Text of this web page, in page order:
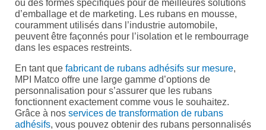
ou des formes spécifiques pour de meilleures solutions
d’emballage et de marketing. Les rubans en mousse,
couramment utilisés dans l’industrie automobile,
peuvent être façonnés pour l’isolation et le rembourrage
dans les espaces restreints.
En tant que fabricant de rubans adhésifs sur mesure,
MPI Matco offre une large gamme d’options de
personnalisation pour s’assurer que les rubans
fonctionnent exactement comme vous le souhaitez.
Grâce à nos services de transformation de rubans
adhésifs, vous pouvez obtenir des rubans personnalisés